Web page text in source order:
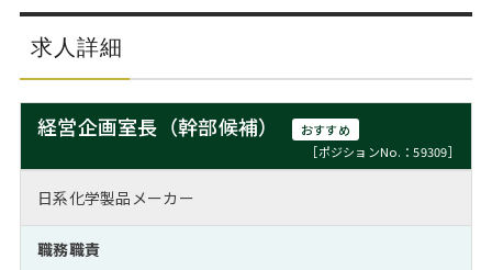
コンサルタントの紹介
（最新求人市場動向）
おわり
ステージ別アドバイス
MBAの転職事例
MBAからのFAQ
MBA留学生数の推移
職務経歴書の書き方
外資系／面接攻略のコツ
転職市場の明日をよめ
キャリアに効く一冊
注目企業インタビュー
キャリアデザインセミナー
プロ経営者の特別セミナー
Career Talk Live
主なクライアント
パブリシティ
ニュースリリース
求人詳細
経営企画室長（幹部候補）
おすすめ
［ポジションNo.：59309］
日系化学製品メーカー
職務職責